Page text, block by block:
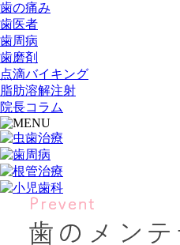
歯の痛み
歯医者
歯周病
歯磨剤
点滴バイキング
脂肪溶解注射
院長コラム